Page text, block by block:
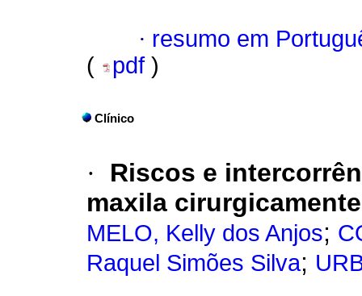
· resumo em
(
pdf )
Clínico
·
Riscos e
maxila
MELO, Kelly dos Anjos;
Raquel Simões Silva;